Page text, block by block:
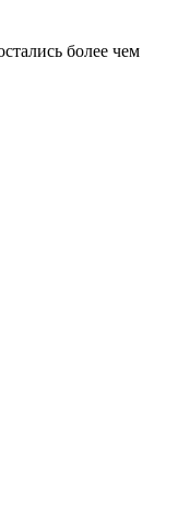
более чем